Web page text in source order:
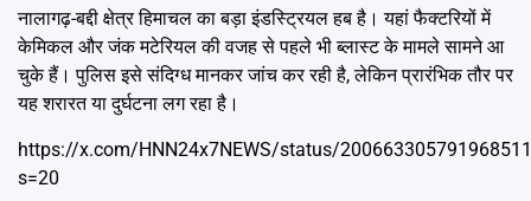
नालागढ़-बद्दी क्षेत्र हिमाचल का बड़ा इंडस्ट्रियल हब है। यहां फैक्टरियों में
केमिकल और जंक मटेरियल की वजह से पहले भी ब्लास्ट के मामले सामने आ
चुके हैं। पुलिस इसे संदिग्ध मानकर जांच कर रही है, लेकिन प्रारंभिक तौर पर
यह शरारत या दुर्घटना लग रहा है।
https://x.com/HNN24x7NEWS/status/
s=20